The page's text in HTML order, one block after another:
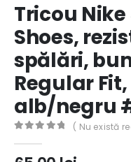
Tricou
Shoes,
spălări,
Regular
alb/negru
( Nu există